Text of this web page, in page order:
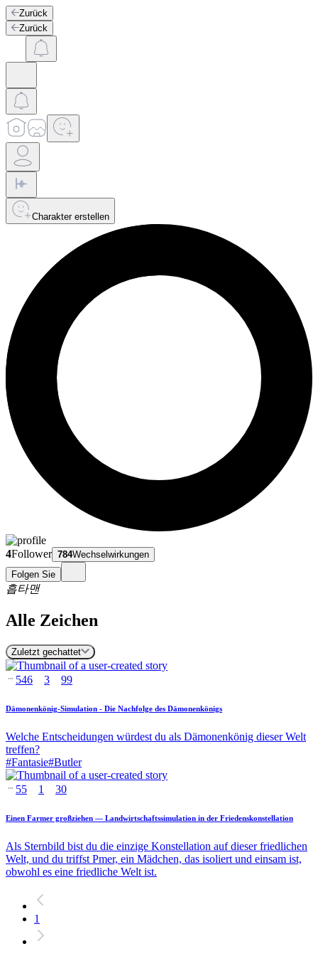
Zurück
Zurück
Charakter erstellen
4Follower 784Wechselwirkungen
Folgen Sie
흡타맨
Alle Zeichen
Zuletzt gechattet
546 3 99
Dämonenkönig-Simulation - Die Nachfolge des Dämonenkönigs
Welche Entscheidungen würdest du als Dämonenkönig dieser Welt
treffen?
#Fantasie#Butler
55 1 30
Einen Farmer großziehen — Landwirtschaftssimulation in der Friedenskonstellation
Als Sternbild bist du die einzige Konstellation auf dieser friedlichen
Welt, und du triffst Pmer, ein Mädchen, das isoliert und einsam ist,
obwohl es eine friedliche Welt ist.
1